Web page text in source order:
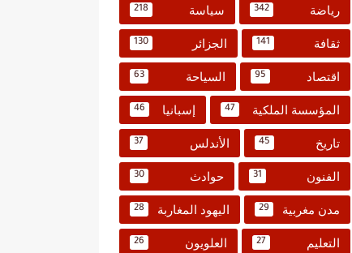
رياضة 342 سياسة 218
ثقافة 141 الجزائر 130
اقتصاد 95 السياحة 63
المؤسسة الملكية 47 إسبانيا 46
تاريخ 45 الأندلس 37
الفنون 31 حوادث 30
مدن مغربية 29 اليهود المغاربة 28
التعليم 27 العلويون 26